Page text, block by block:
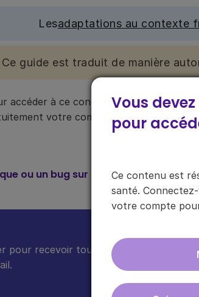
Vous
pour
Ce contenu est
santé.
votre compte
Lesadaptations au contexte
Ce guide est traduit de manière
accéder à ce contenu. Ce contenu est
votre compte pour y accéder,
ou un bug sur ce contenu ?
pour recevoir toutes les infos sur nos